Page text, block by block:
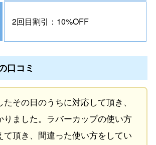
2回目割引：10%OFF
口コミ
たその日のうちに対応して頂き、
りました。ラバーカップの使い方
て頂き、間違った使い方をしてい